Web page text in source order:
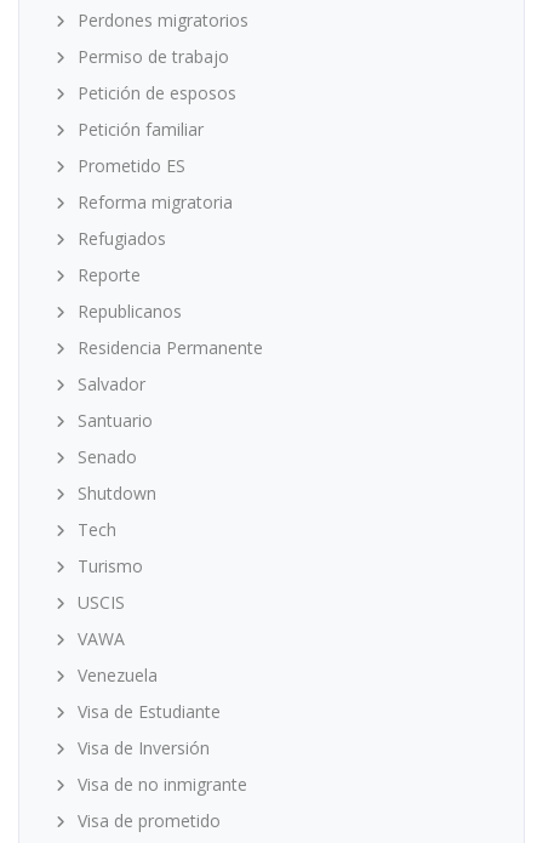
Perdones migratorios
Permiso de trabajo
Petición de esposos
Petición familiar
Prometido ES
Reforma migratoria
Refugiados
Reporte
Republicanos
Residencia Permanente
Salvador
Santuario
Senado
Shutdown
Tech
Turismo
USCIS
VAWA
Venezuela
Visa de Estudiante
Visa de Inversión
Visa de no inmigrante
Visa de prometido